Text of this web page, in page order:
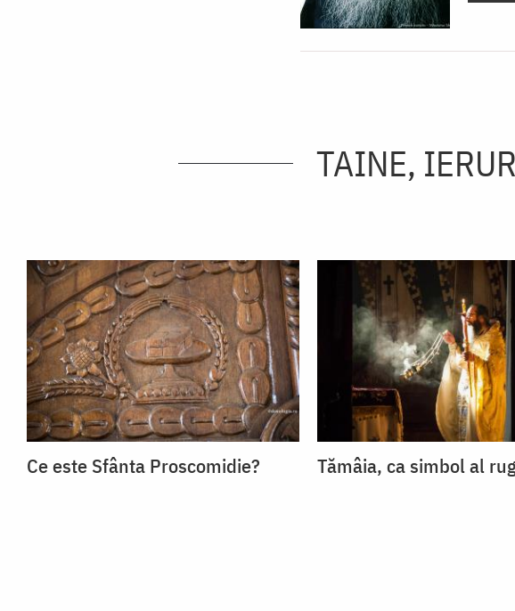
TAINE,
Ce este Sfânta Proscomidie? Tămâia, ca simbol al